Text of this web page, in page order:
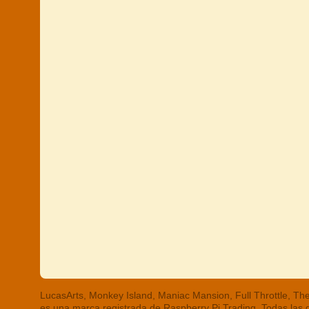
LucasArts, Monkey Island, Maniac Mansion, Full Throttle,